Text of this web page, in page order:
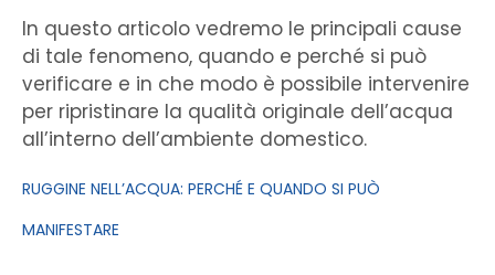
In questo articolo vedremo le principali cause
di tale fenomeno, quando e perché si può
verificare e in che modo è possibile intervenire
per ripristinare la qualità originale dell’acqua
all’interno dell’ambiente domestico.
RUGGINE NELL’ACQUA: PERCHÉ E QUANDO SI PUÒ
MANIFESTARE